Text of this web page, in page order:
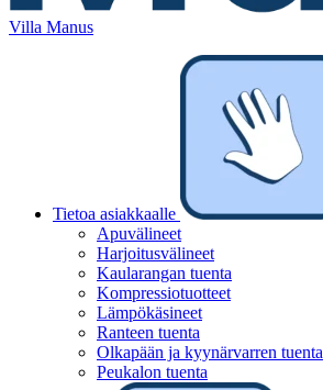
Villa Manus
Tietoa asiakkaalle
Apuvälineet
Harjoitusvälineet
Kaularangan tuenta
Kompressiotuotteet
Lämpökäsineet
Ranteen tuenta
Olkapään ja kyynärvarren tuenta
Peukalon tuenta